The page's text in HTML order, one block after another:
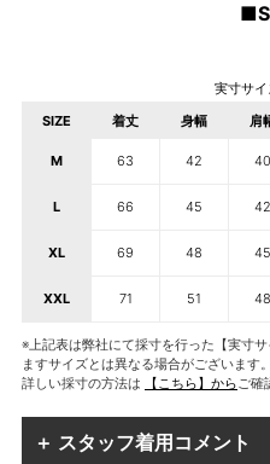
実寸サイ
SIZE
着丈 身幅 肩
M 63 42 40
L 66 45 42
XL 69 48 45
XXL 71 51 48
※上記表は弊社にて採寸を行った【実寸
ますサイズとは異なる場合がございます。
詳しい採寸の方法は
【こちら】からご確
＋ スタッフ着用コメント